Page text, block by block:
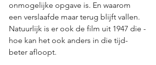
onmogelijke opgave is. En waarom
een verslaafde maar terug blijft vallen.
Natuurlijk is er ook de film uit 1947 die -
hoe kan het ook anders in die tijd-
beter afloopt.